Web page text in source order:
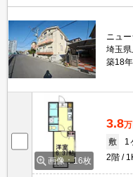
ニュ
埼玉
築18年
画像：16枚
3.8万
敷
1
2階